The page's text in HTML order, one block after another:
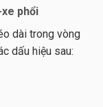
phổi
dài trong vòng
dấu hiệu sau: